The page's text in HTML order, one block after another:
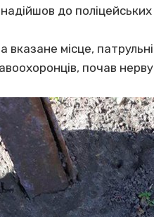
до поліцейських
вказане місце,
почав